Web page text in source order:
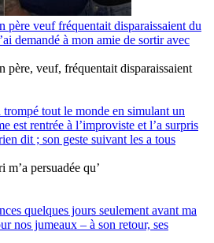
père veuf fréquentait disparaissaient du
demandé à mon amie de sortir avec
père, veuf, fréquentait disparaissaient
tout le monde en simulant un
est rentrée à l’improviste et l’a surpris
dit ; son geste suivant les a tous
persuadée qu’
quelques jours seulement avant ma
nos jumeaux – à son retour, ses